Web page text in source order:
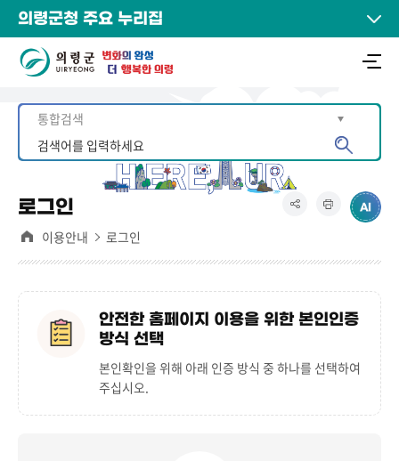
의령군청 주요 누리집
로그인
이용안내 로그인
안전한 홈페이지 이용을 위한 본인인증
방식 선택
본인확인을 위해 아래 인증 방식 중 하나를 선택하여
주십시오.